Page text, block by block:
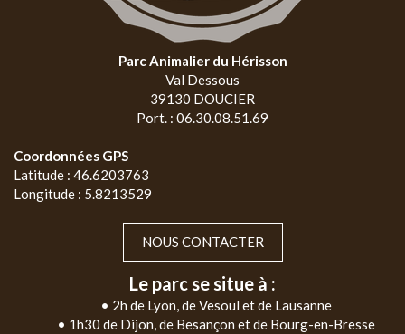
Parc Animalier du Hérisson
Val Dessous
39130 DOUCIER
Port. : 06.30.08.51.69
Coordonnées GPS
Latitude : 46.6203763
Longitude : 5.8213529
NOUS CONTACTER
Le parc se situe à :
• 2h de Lyon, de Vesoul et de Lausanne
• 1h30 de Dijon, de Besançon et de Bourg-en-Bresse